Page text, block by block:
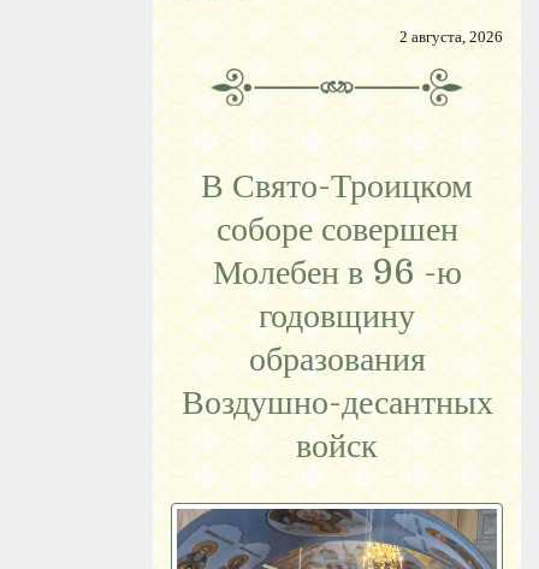
2 августа, 2026
В Свято-Троицком
соборе совершен
Молебен в 96 -ю
годовщину
образования
Воздушно-десантных
войск